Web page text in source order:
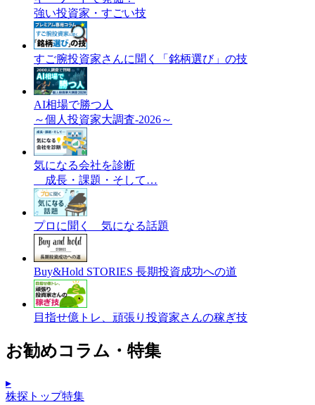
強い投資家・すごい技
すご腕投資家さんに聞く「銘柄選び」の技
AI相場で勝つ人
～個人投資家大調査-2026～
気になる会社を診断
成長・課題・そして…
プロに聞く 気になる話題
Buy&Hold STORIES 長期投資成功への道
目指せ億トレ、頑張り投資家さんの稼ぎ技
お勧めコラム・特集
▸
株探トップ特集